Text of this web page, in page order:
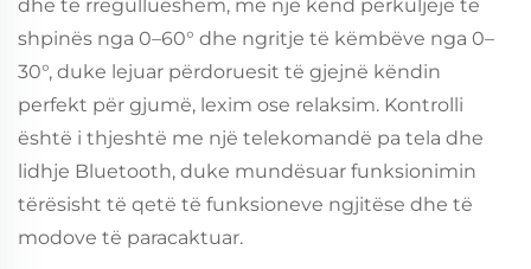
dhe të rregullueshëm, me një kënd përkuljeje të
shpinës nga 0–60° dhe ngritje të këmbëve nga 0–
30°, duke lejuar përdoruesit të gjejnë këndin
perfekt për gjumë, lexim ose relaksim. Kontrolli
është i thjeshtë me një telekomandë pa tela dhe
lidhje Bluetooth, duke mundësuar funksionimin
tërësisht të qetë të funksioneve ngjitëse dhe të
modove të paracaktuar.